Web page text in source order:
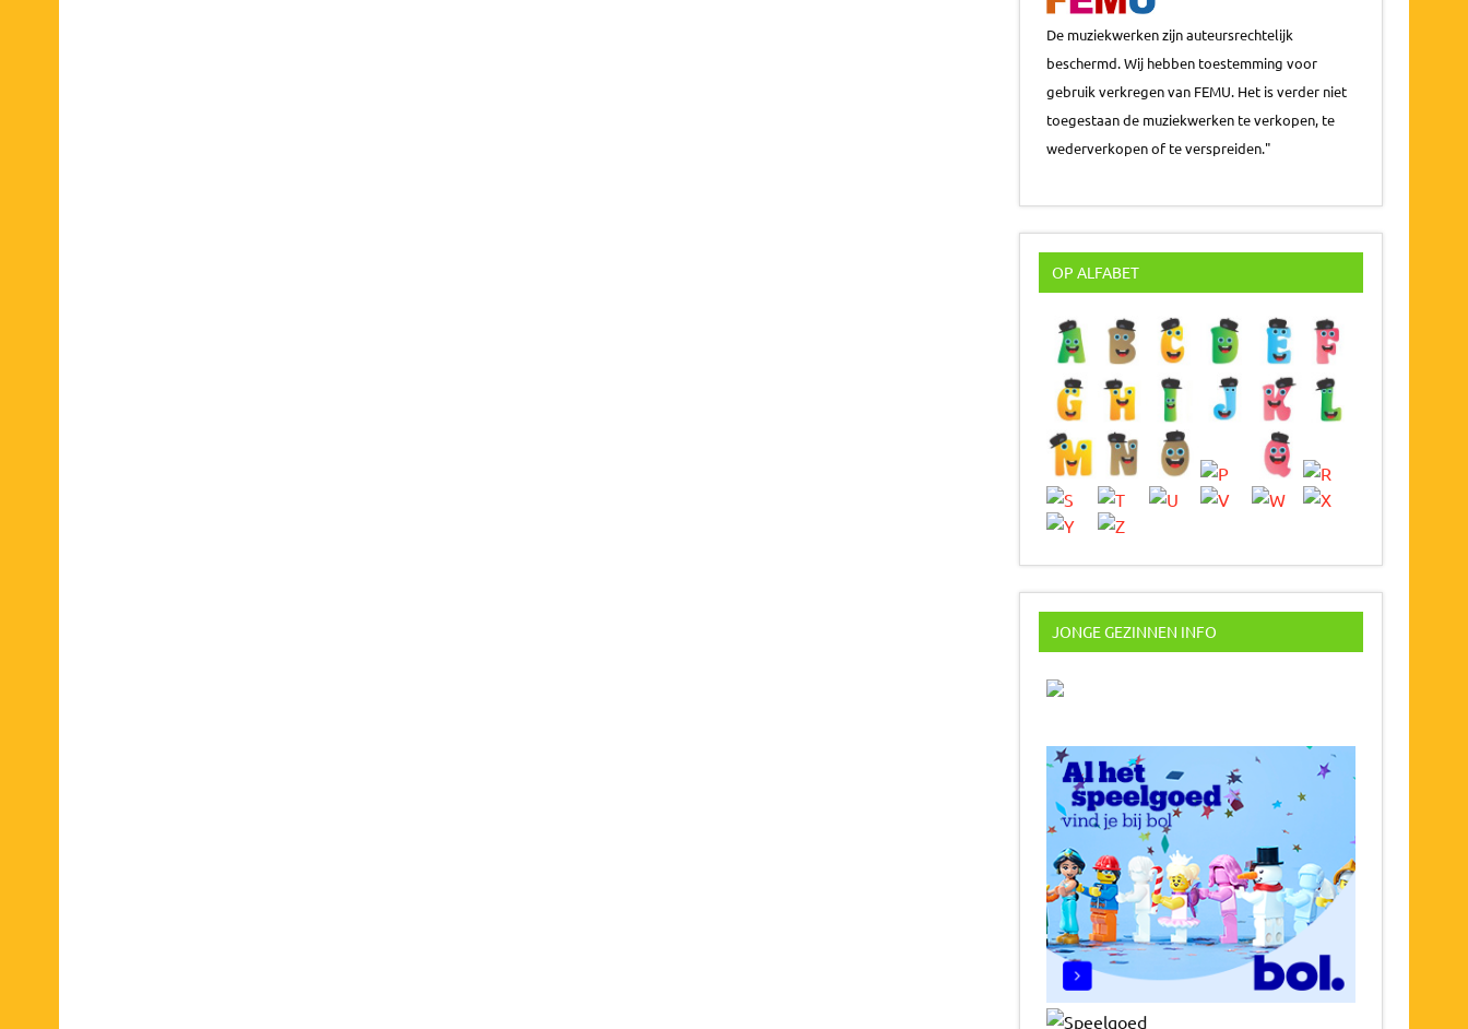
De muziekwerken zijn auteursrechtelijk
beschermd. Wij hebben toestemming voor
gebruik verkregen van FEMU. Het is verder niet
toegestaan de muziekwerken te verkopen, te
wederverkopen of te verspreiden."
OP ALFABET
JONGE GEZINNEN INFO